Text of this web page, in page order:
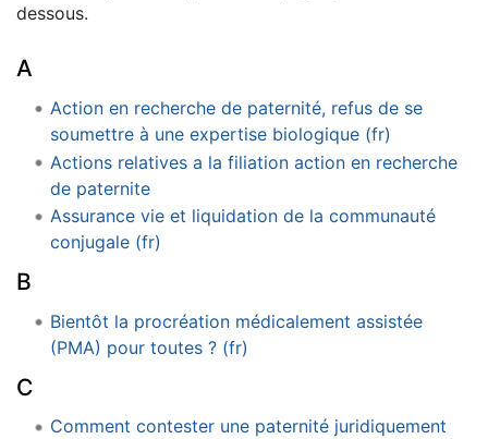
dessous.
A
Action en recherche de paternité, refus de se
soumettre à une expertise biologique (fr)
Actions relatives a la filiation action en recherche
de paternite
Assurance vie et liquidation de la communauté
conjugale (fr)
B
Bientôt la procréation médicalement assistée
(PMA) pour toutes ? (fr)
C
Comment contester une paternité juridiquement